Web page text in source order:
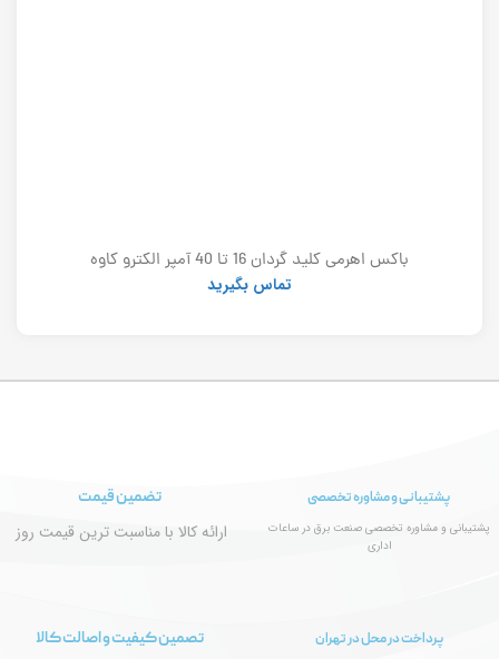
باکس اهرمی کلید گردان 16 تا 40 آمپر الکترو کاوه
تماس بگیرید
پشتیبانی و مشاوره تخصصی
پشتیبانی و مشاوره تخصصی صنعت برق در ساعات
اداری
تضمین قیمت
ارائه کالا با مناسبت ترین قیمت روز
پرداخت در محل در تهران تصمین کیفیت و اصالت کالا